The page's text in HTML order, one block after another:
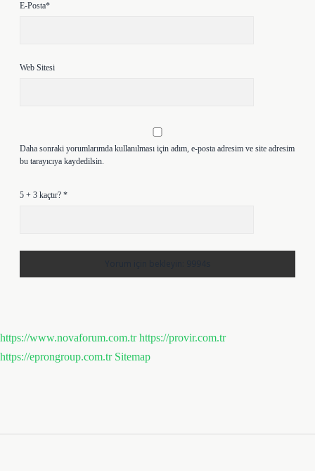
E-Posta*
Web Sitesi
Daha sonraki yorumlarımda kullanılması için adım, e-posta adresim ve site adresim
bu tarayıcıya kaydedilsin.
5 + 3 kaçtır? *
https://www.novaforum.com.tr https://provir.com.tr
https://eprongroup.com.tr Sitemap